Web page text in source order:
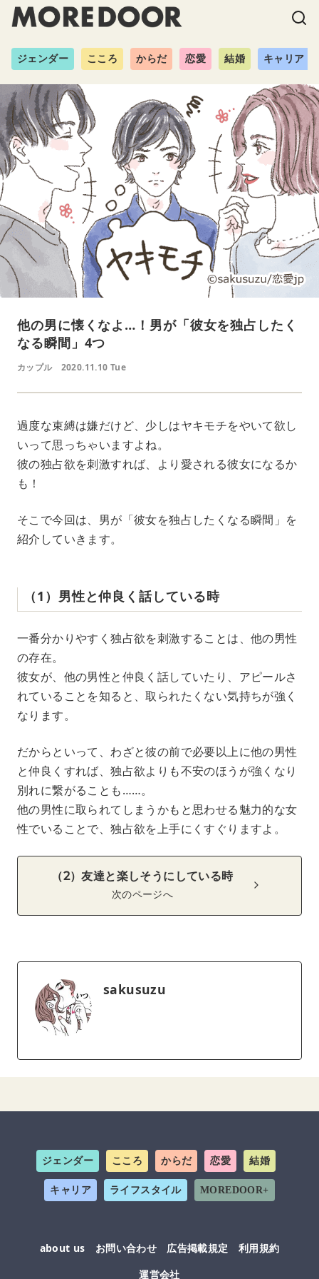
ジェンダー こころ からだ 恋愛 結婚 キャリア
他の男に懐くなよ…！男が「彼女を独占したく
なる瞬間」4つ
カップル 2020.11.10 Tue
過度な束縛は嫌だけど、少しはヤキモチをやいて欲し
いって思っちゃいますよね。
彼の独占欲を刺激すれば、より愛される彼女になるか
も！
そこで今回は、男が「彼女を独占したくなる瞬間」を
紹介していきます。
（1）男性と仲良く話している時
一番分かりやすく独占欲を刺激することは、他の男性
の存在。
彼女が、他の男性と仲良く話していたり、アピールさ
れていることを知ると、取られたくない気持ちが強く
なります。
だからといって、わざと彼の前で必要以上に他の男性
と仲良くすれば、独占欲よりも不安のほうが強くなり
別れに繋がることも……。
他の男性に取られてしまうかもと思わせる魅力的な女
性でいることで、独占欲を上手にくすぐりますよ。
（2）友達と楽しそうにしている時
次のページへ
sakusuzu
ジェンダー こころ からだ 恋愛 結婚
キャリア ライフスタイル MOREDOOR+
about us お問い合わせ 広告掲載規定
利用規約
運営会社